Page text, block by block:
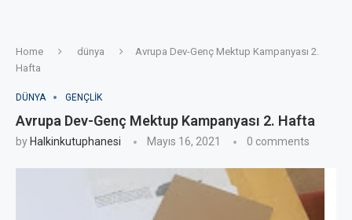
Home dünya
Avrupa Dev-Genç Mektup Kampanyası 2.
Hafta
DÜNYA GENÇLIK
Avrupa Dev-Genç Mektup Kampanyası 2. Hafta
by Halkinkutuphanesi Mayıs 16, 2021 0 comments